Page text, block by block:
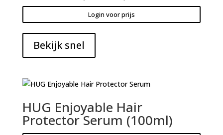
Login voor prijs
Bekijk snel
HUG Enjoyable Hair
Protector Serum (100ml)